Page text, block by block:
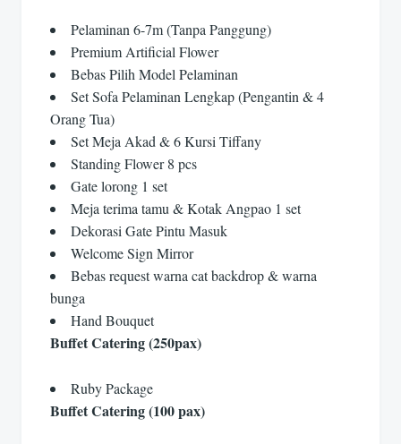
Pelaminan 6-7m (Tanpa Panggung)
Premium Artificial Flower
Bebas Pilih Model Pelaminan
Set Sofa Pelaminan Lengkap (Pengantin & 4
Orang Tua)
Set Meja Akad & 6 Kursi Tiffany
Standing Flower 8 pcs
Gate lorong 1 set
Meja terima tamu & Kotak Angpao 1 set
Dekorasi Gate Pintu Masuk
Welcome Sign Mirror
Bebas request warna cat backdrop & warna
bunga
Hand Bouquet
Buffet Catering (250pax)
Ruby Package
Buffet Catering (100 pax)